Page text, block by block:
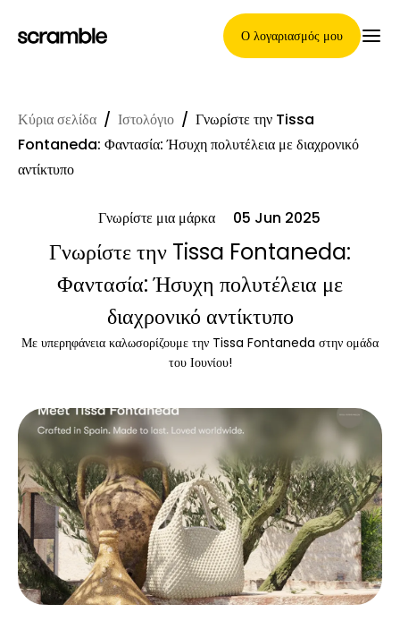
Ο λογαριασμός μου
Κύρια Σελίδα
Όροι ανάθεσης απαιτήσεων
Γκαλερί μαρκών
Υπολογιστές
Ιστορικό γύρων
Κύρια σελίδα / Ιστολόγιο / Γνωρίστε την Tissa
Fontaneda: Φαντασία: Ήσυχη πολυτέλεια με διαχρονικό
αντίκτυπο
Γνωρίστε μια μάρκα 05 Jun 2025
Γνωρίστε την Tissa Fontaneda:
Φαντασία: Ήσυχη πολυτέλεια με
διαχρονικό αντίκτυπο
Με υπερηφάνεια καλωσορίζουμε την Tissa Fontaneda στην ομάδα
του Ιουνίου!